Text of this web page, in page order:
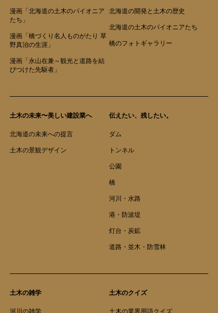
漫画「北海道の土木のパイオニア
たち」
漫画「橋づくり名人ものがたり 草
野真治の生涯」
漫画「永山在兼～観光と道路を結
びつけた先駆者」
北海道の開発と土木の歴史
北海道の土木のパイオニアたち
橋のフォトギャラリー
土木の未来〜美しい建設業へ
北海道の未来への提言
土木の景観デザイン
伝えたい、残したい。
ダム
トンネル
公園
橋
河川・水路
港・防波堤
灯台・炭鉱
道路・並木・防雪林
土木の雑学
河川の雑学
土木のクイズ
土木の業界用語クイズ